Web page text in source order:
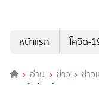
หน้าแรก
โควิด-
อ่าน ข่าว ข่าว
ทองคำอ่อนตัว แนะสะสมแ